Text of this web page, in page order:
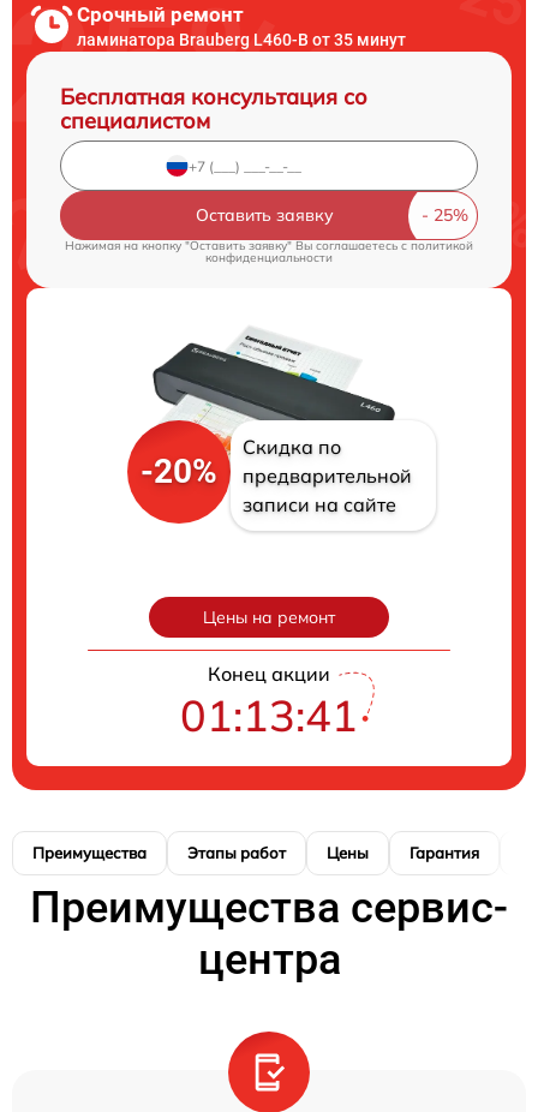
Срочный ремонт
ламинатора Brauberg L460-B от 35 минут
Бесплатная консультация со
специалистом
Оставить заявку
Нажимая на кнопку "Оставить заявку" Вы соглашаетесь c политикой
конфиденциальности
-20%
Скидка по
предварительной
записи на сайте
Цены на ремонт
Конец акции
01:13:41
Преимущества Этапы работ Цены Гарантия
Преимущества сервис-
центра